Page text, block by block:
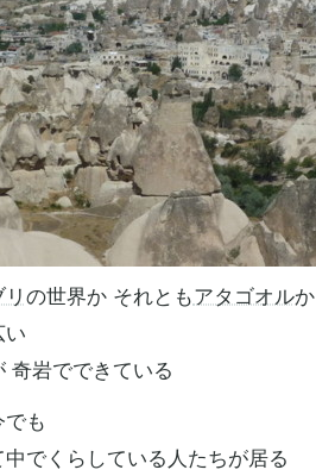
の世界か それともアタゴオルか
い
奇岩でできている
でも
中でくらしている人たちが居る